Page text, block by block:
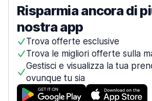
Risparmia ancora di
nostra app
Trova offerte esclusive
Trova le migliori offerte sulla
Gestisci e visualizza la tua
ovunque tu sia